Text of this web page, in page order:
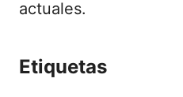
actuales.
Etiquetas